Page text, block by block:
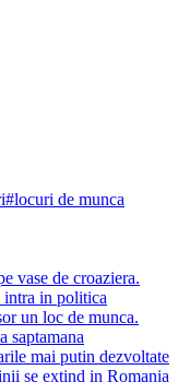
#locuri de munca
vase de croaziera.
in politica
un loc de munca.
saptamana
mai putin dezvoltate
se extind in Romania